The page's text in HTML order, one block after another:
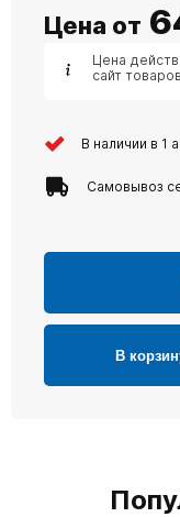
Цена от
Цена
сайт
В наличии в 1
Самовывоз
В